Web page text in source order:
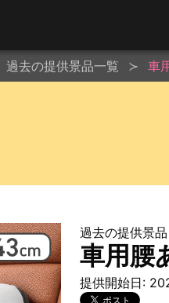
過去の提供景品一覧 車
過去の提供景品
車用腰
提供開始日: